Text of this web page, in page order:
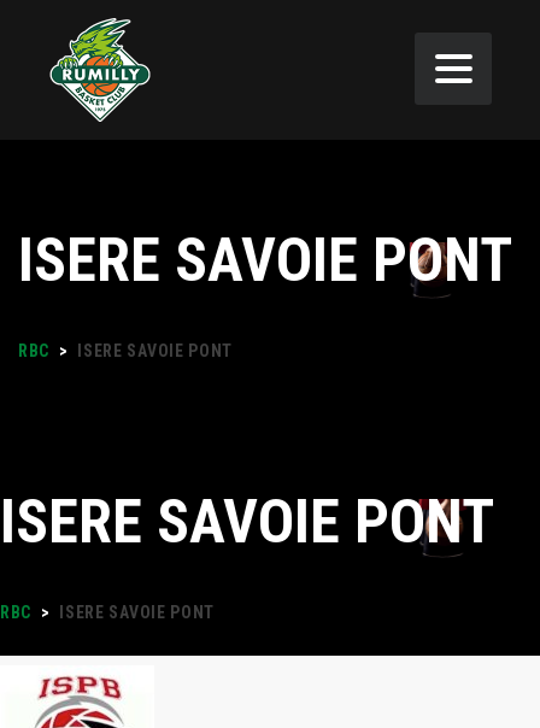
ISERE SAVOIE PONT
RBC > ISERE SAVOIE PONT
ISERE SAVOIE PONT
RBC > ISERE SAVOIE PONT